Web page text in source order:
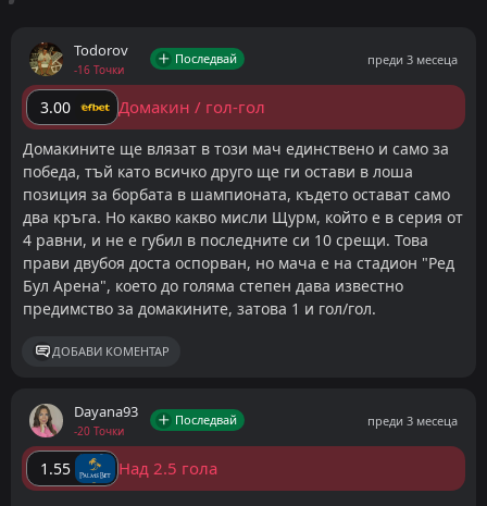
Todorov
-16 Точки
Последвай преди 3 месеца
3.00 Домакин / гол-гол
Домакините ще влязат в този мач единствено и само за
победа, тъй като всичко друго ще ги остави в лоша
позиция за борбата в шампионата, където остават само
два кръга. Но какво какво мисли Щурм, който е в серия от
4 равни, и не е губил в последните си 10 срещи. Това
прави двубоя доста оспорван, но мача е на стадион "Ред
Бул Арена", което до голяма степен дава известно
предимство за домакините, затова 1 и гол/гол.
ДОБАВИ КОМЕНТАР
Dayana93
-20 Точки
Последвай преди 3 месеца
1.55 Над 2.5 гола